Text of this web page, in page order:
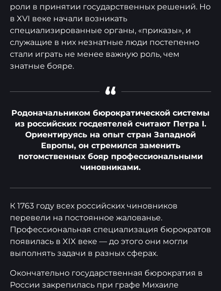
роли в принятии государственных решений. Но
в XVI веке начали возникать
специализированные органы, «приказы», и
служащие в них незнатные люди постепенно
стали играть не менее важную роль, чем
знатные бояре.
“
Родоначальником бюрократической системы
из российских госдеятелей считают Петра I.
Ориентируясь на опыт стран Западной
Европы, он стремился заменить
потомственных бояр профессиональными
чиновниками.
К 1763 году всех российских чиновников
перевели на постоянное жалованье.
Профессиональная специализация бюрократов
появилась в XIX веке — до этого они могли
выполнять задачи в разных сферах.
Окончательно государственная бюрократия в
России закрепилась при графе Михаиле